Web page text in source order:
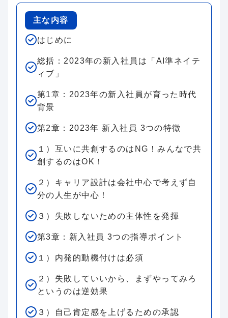
主な内容
はじめに
総括：2023年の新入社員は「AI準ネイテ
ィブ」
第1章：2023年の新入社員が育った時代
背景
第2章：2023年 新入社員 3つの特徴
１）互いに共創するのはNG！みんなで共
創するのはOK！
２）キャリア設計は会社中心で考えず自
分の人生が中心！
３）失敗しないための主体性を発揮
第3章：新入社員 3つの指導ポイント
１）内発的動機付けは必須
２）失敗していいから、まずやってみろ
というのは逆効果
３）自己肯定感を上げるための承認